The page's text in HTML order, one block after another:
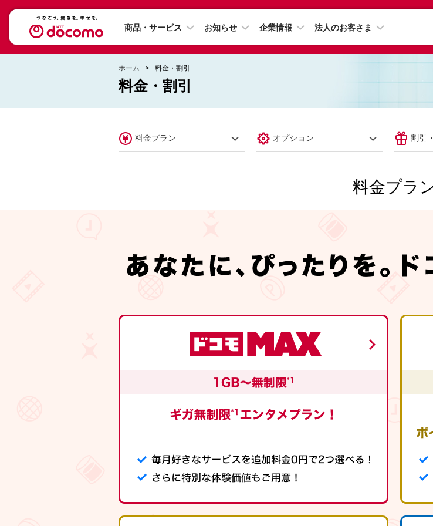
商品・サービス お知らせ 企業情報 法人のお客さま
ホーム 料金・割引
料金・割引
料金プラン オプション 割引
料金プラ